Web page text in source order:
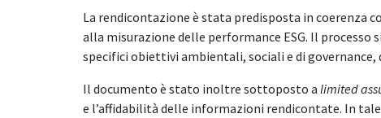
La rendicontazione è stata predisposta in coerenza
alla misurazione delle performance ESG. Il
specifici obiettivi ambientali, sociali e di
Il documento è stato inoltre sottoposto a limited
e l’affidabilità delle informazioni rendicontate. In